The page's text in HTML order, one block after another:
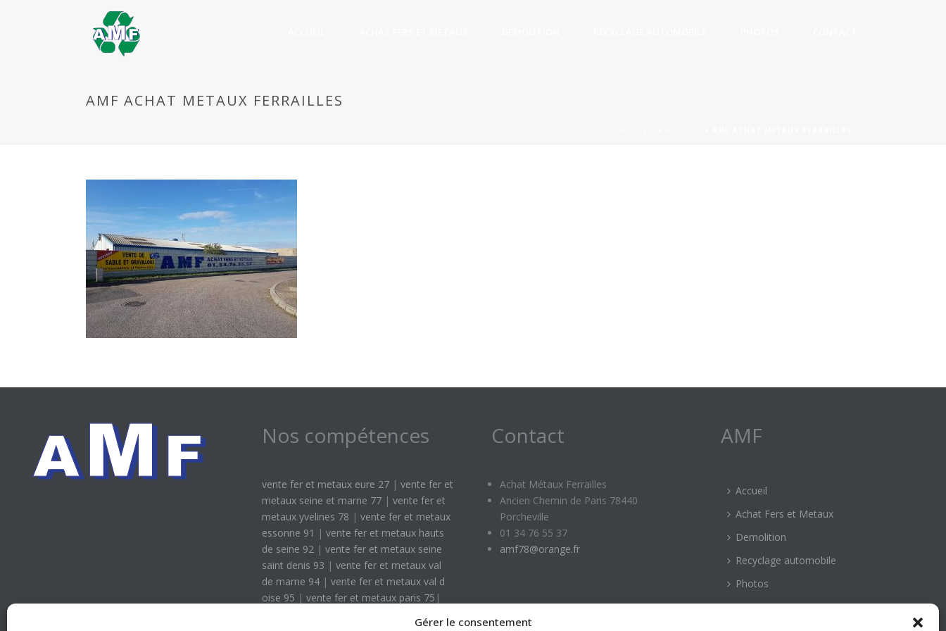
Gérer le consentement
AMF ACHAT METAUX FERRAILLES
Nos compétences
vente fer et metaux eure 27 |vente fer et
metaux seine et marne 77 |vente fer et
metaux yvelines 78 |vente fer et metaux
essonne 91 |vente fer et metaux hauts
de seine 92 |vente fer et metaux seine
saint denis 93 |vente fer et metaux val
de marne 94 |vente fer et metaux val d
oise 95 |vente fer et metaux paris 75 |
Contact
Achat Métaux Ferrailles
Ancien Chemin de Paris 78440
Porcheville
01 34 76 55 37
amf78@orange.fr
AMF
Accueil
Achat Fers et Metaux
Demolition
Recyclage automobile
Photos
Contact